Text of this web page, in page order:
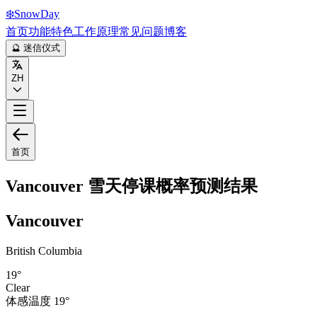
❄️SnowDay
首页功能特色工作原理常见问题博客
🔮 迷信仪式
ZH
首页
Vancouver 雪天停课概率预测结果
Vancouver
British Columbia
19°
Clear
体感温度 19°